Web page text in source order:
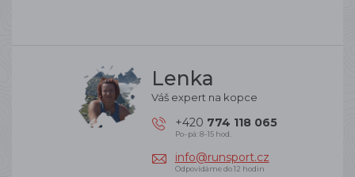
Lenka
Váš expert na kopce
+420 774 118 065
Po–pá: 8–15 hod.
info@runsport.cz
Odpovídáme do 12 hodin